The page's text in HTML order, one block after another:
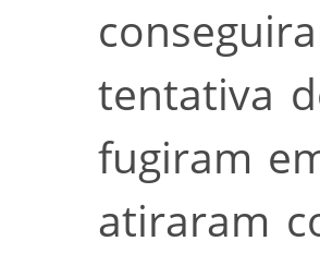
tentativa
fugiram
atiraram